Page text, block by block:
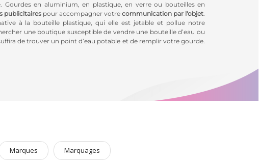
en aluminium, en plastique, en verre ou bouteilles en
publicitairespour accompagner votre communication par l'objet
à la bouteille plastique, qui elle est jetable et pollue notre
une boutique susceptible de vendre une bouteille d’eau ou
de trouver un point d’eau potable et de remplir votre gourde.
des goûts de chacun.
toujours plus responsables, mais aussi pour apporter à
Marques Marquages